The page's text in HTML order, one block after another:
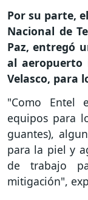
Por su parte,
Nacional de
Paz, entregó
al aeropuerto
Velasco, para
"Como Entel
equipos para
guantes),
para la piel y
de trabajo
mitigación",